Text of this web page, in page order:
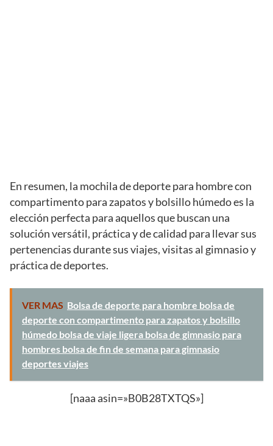
En resumen, la mochila de deporte para hombre con
compartimento para zapatos y bolsillo húmedo es la
elección perfecta para aquellos que buscan una
solución versátil, práctica y de calidad para llevar sus
pertenencias durante sus viajes, visitas al gimnasio y
práctica de deportes.
VER MAS Bolsa de deporte para hombre bolsa de
deporte con compartimento para zapatos y bolsillo
húmedo bolsa de viaje ligera bolsa de gimnasio para
hombres bolsa de fin de semana para gimnasio
deportes viajes
[naaa asin=»B0B28TXTQS»]